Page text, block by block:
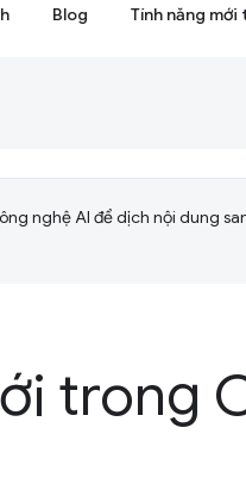
Blog Tính năng
nghệ AI để dịch nội dung
trong